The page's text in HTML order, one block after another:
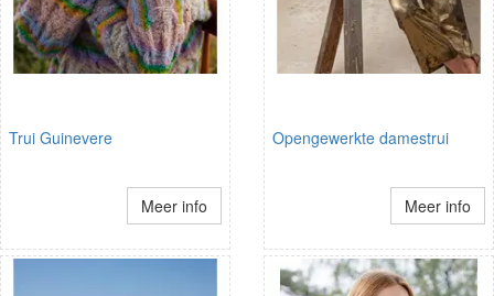
Trui Guinevere
Meer info
Opengewerkte damestrui
Meer info